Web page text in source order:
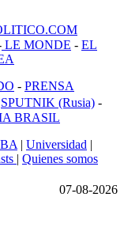
LE MONDE - EL
- PRENSA
SPUTNIK (Rusia) -
BRASIL
| Universidad |
| Quienes somos
07-08-2026